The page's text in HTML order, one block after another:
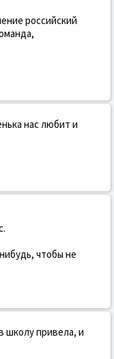
российский
нас любит и
чтобы не
школу привела, и